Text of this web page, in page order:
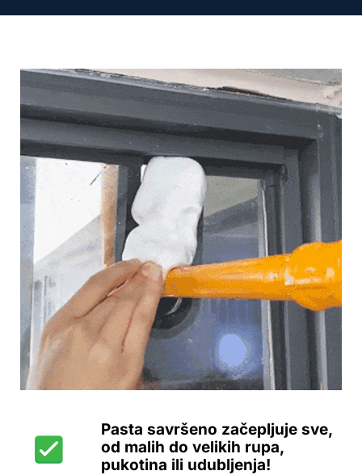
Pasta savršeno začepljuje sve,
od malih do velikih rupa,
pukotina ili udubljenja!